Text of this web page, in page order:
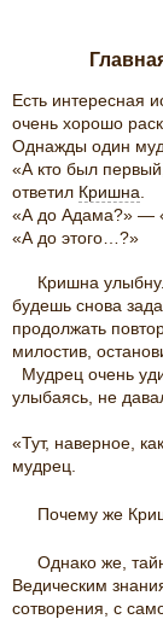
Есть интересная
очень хорошо
Однажды один
«А кто был
ответил Кришна
«А до Адама?» —
«А до этого…?»
Кришна
будешь снова
продолжать
милостив,
Мудрец очень
улыбаясь, не
«Тут, наверное,
мудрец.
Почему же
Однако же,
Ведическим
сотворения, с